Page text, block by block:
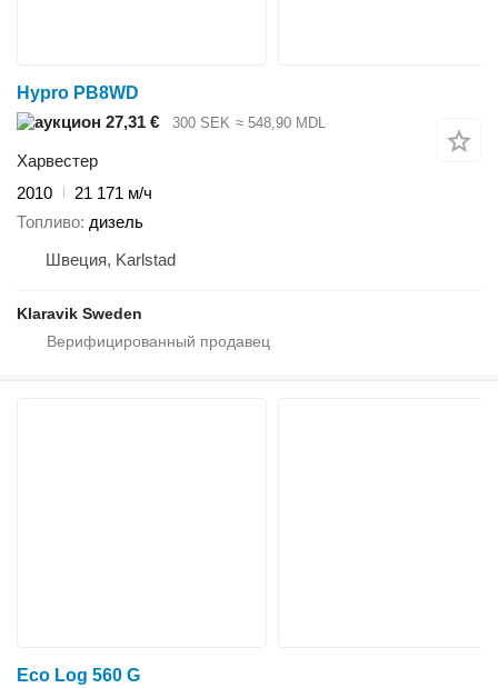
Hypro PB8WD
27,31 €
300 SEK ≈ 548,90 MDL
Харвестер
2010
21 171 м/ч
Топливо дизель
Швеция, Karlstad
Klaravik Sweden
Eco Log 560 G